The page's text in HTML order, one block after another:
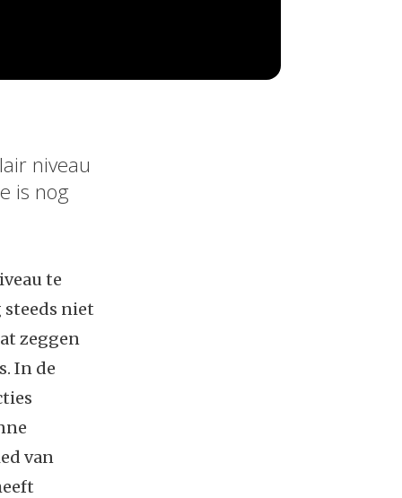
niveau
is nog
te
niet
zeggen
In de
van